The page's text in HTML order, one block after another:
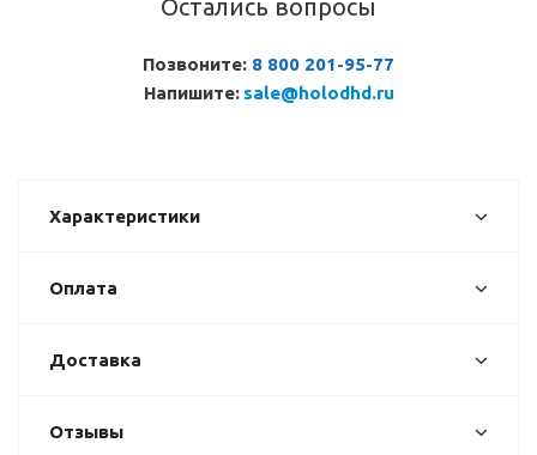
Остались вопросы
Позвоните: 8 800 201-95-77
Напишите: sale@holodhd.ru
Характеристики
Оплата
Доставка
Отзывы